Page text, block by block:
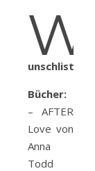
W
unschliste
Bücher:
– AFTER
Love von
Anna
Todd